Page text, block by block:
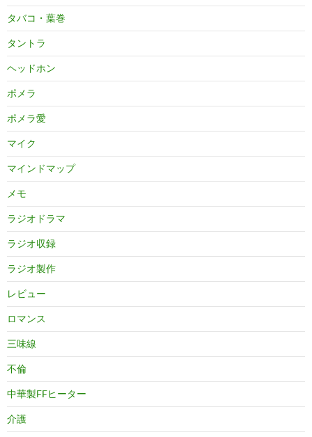
タバコ・葉巻
タントラ
ヘッドホン
ポメラ
ポメラ愛
マイク
マインドマップ
メモ
ラジオドラマ
ラジオ収録
ラジオ製作
レビュー
ロマンス
三味線
不倫
中華製FFヒーター
介護